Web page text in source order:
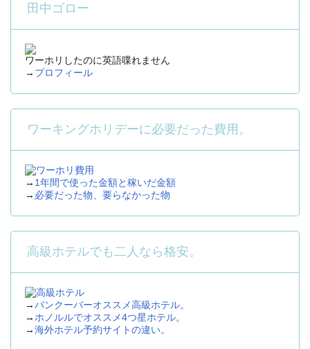
田中ゴロー
ワーホリしたのに英語喋れません
→ プロフィール
ワーキングホリデーに必要だった費用。
→ 1年間で使った金額と稼いだ金額
→ 必要だった物、要らなかった物
高級ホテルでも二人なら格安。
→バンクーバーオススメ高級ホテル。
→ホノルルでオススメ4つ星ホテル。
→海外ホテル予約サイトの違い。